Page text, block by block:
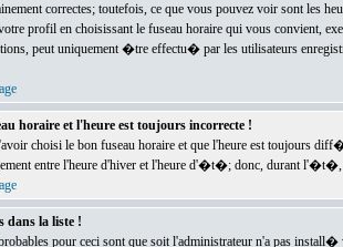
correctes; toutefois, ce que vous pouvez voir sont
profil en choisissant le fuseau horaire qui vous convient,
peut uniquement �tre effectu� par les utilisateurs
horaire et l'heure est toujours incorrecte !
choisi le bon fuseau horaire et que l'heure est toujours
entre l'heure d'hiver et l'heure d'�t�; donc, durant
dans la liste !
pour ceci sont que soit l'administrateur n'a pas